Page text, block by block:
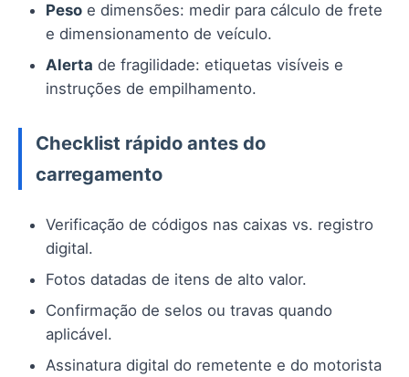
Peso e dimensões: medir para cálculo de frete
e dimensionamento de veículo.
Alerta de fragilidade: etiquetas visíveis e
instruções de empilhamento.
Checklist rápido antes do
carregamento
Verificação de códigos nas caixas vs. registro
digital.
Fotos datadas de itens de alto valor.
Confirmação de selos ou travas quando
aplicável.
Assinatura digital do remetente e do motorista